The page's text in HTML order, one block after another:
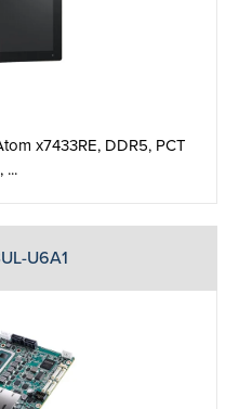
x7433RE, DDR5, PCT
...
U6A1